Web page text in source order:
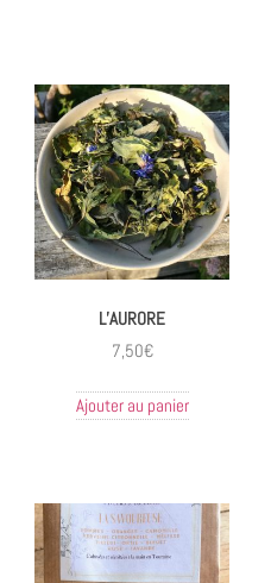
L’AURORE
7,50€
Ajouter au panier